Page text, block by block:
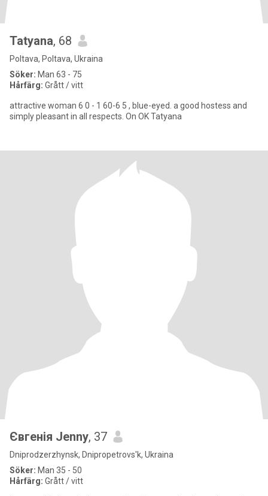
Tatyana, 68
Poltava, Poltava, Ukraina
Söker: Man 63 - 75
Hårfärg: Grått / vitt
attractive woman 6 0 - 1 60-6 5 , blue-eyed. a good hostess and
simply pleasant in all respects. On OK Tatyana
Євгенія Jenny, 37
Dniprodzerzhynsk, Dnipropetrovs'k, Ukraina
Söker: Man 35 - 50
Hårfärg: Grått / vitt